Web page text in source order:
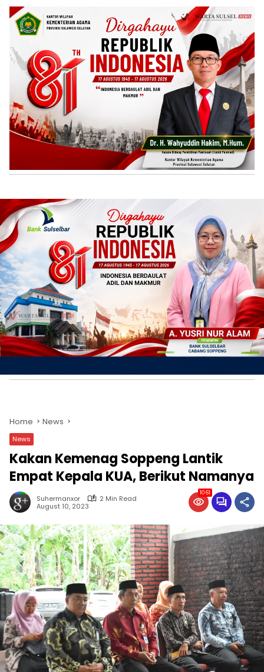
Home News
News
Kakan Kemenag Soppeng Lantik
Empat Kepala KUA, Berikut Namanya
Suhermanxor
2 Min Read
August 10, 2023
1061